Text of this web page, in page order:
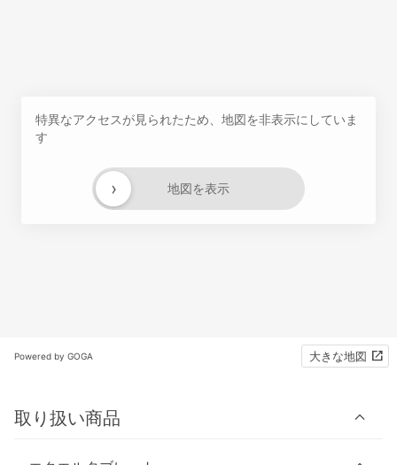
特異なアクセスが見られたため、地図を非表示にしていま
す
地図を表示
›
Powered by GOGA 大きな地図
取り扱い商品